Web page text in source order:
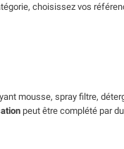
choisissez vos
mousse, spray filtre,
peut être complété par du